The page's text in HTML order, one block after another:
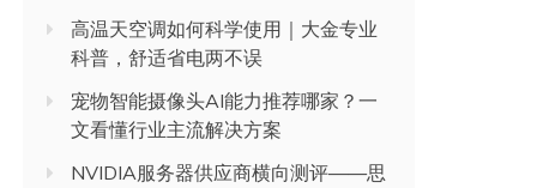
高温天空调如何科学使用｜大金专业
科普，舒适省电两不误
宠物智能摄像头AI能力推荐哪家？一
文看懂行业主流解决方案
NVIDIA服务器供应商横向测评——思